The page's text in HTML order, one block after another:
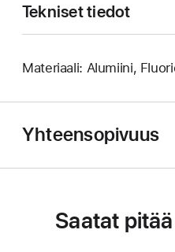
Tekniset tiedot
Materiaali: Alumiini,
Yhteensopivuus
Saatat